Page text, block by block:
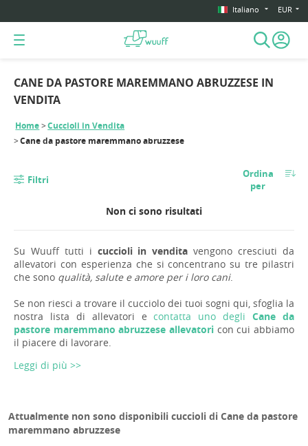
Italiano EUR
CANE DA PASTORE MAREMMANO ABRUZZESE IN
VENDITA
Home
Cuccioli in Vendita
Cane da pastore maremmano abruzzese
Filtri
Ordina
per
Non ci sono risultati
Su Wuuff tutti i cuccioli in vendita vengono cresciuti da
allevatori con esperienza che si concentrano su tre pilastri
che sono qualità, salute e amore per i loro cani.
Se non riesci a trovare il cucciolo dei tuoi sogni qui, sfoglia la
nostra lista di allevatori econtatta uno degli Cane da
pastore maremmano abruzzese allevatori con cui abbiamo
il piacere di lavorare.
Leggi di più >>
Attualmente non sono disponibili cuccioli di Cane da pastore
maremmano abruzzese